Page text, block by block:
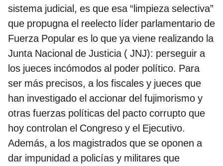
sistema judicial, es que esa “limpieza selectiva”
que propugna el reelecto líder parlamentario de
Fuerza Popular es lo que ya viene realizando la
Junta Nacional de Justicia ( JNJ): perseguir a
los jueces incómodos al poder político. Para
ser más precisos, a los fiscales y jueces que
han investigado el accionar del fujimorismo y
otras fuerzas políticas del pacto corrupto que
hoy controlan el Congreso y el Ejecutivo.
Además, a los magistrados que se oponen a
dar impunidad a policías y militares que